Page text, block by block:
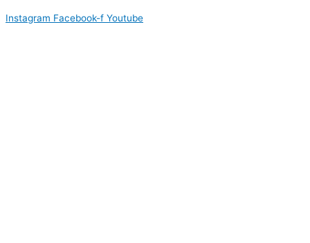
Instagram Facebook-f Youtube